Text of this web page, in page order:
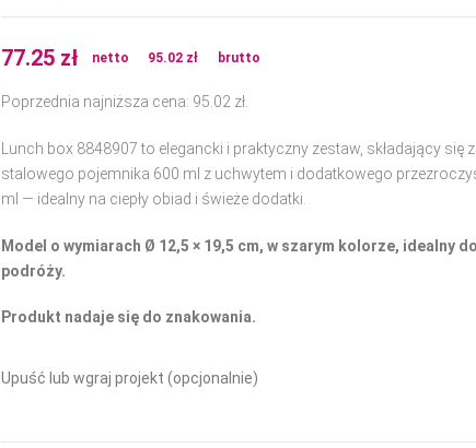
77.25 zł netto 95.02 zł brutto
Poprzednia najniższa cena: 95.02 zł.
Lunch box 8848907 to elegancki i praktyczny zestaw, składający się
stalowego pojemnika 600 ml z uchwytem i dodatkowego
ml — idealny na ciepły obiad i świeże dodatki.
Model o wymiarach Ø 12,5 × 19,5 cm, w szarym kolorze, idealny
podróży.
Produkt nadaje się do znakowania.
Upuść lub wgraj projekt (opcjonalnie)